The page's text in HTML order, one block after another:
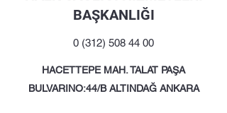
BAŞKANLIĞI
0 (312) 508 44 00
HACETTEPE MAH. TALAT PAŞA
BULVARINO:44/B ALTINDAĞ ANKARA